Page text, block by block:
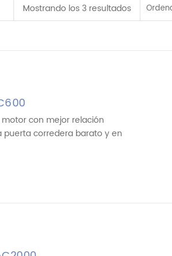
Mostrando los 3 resultados
con mejor relación
corredera barato y en